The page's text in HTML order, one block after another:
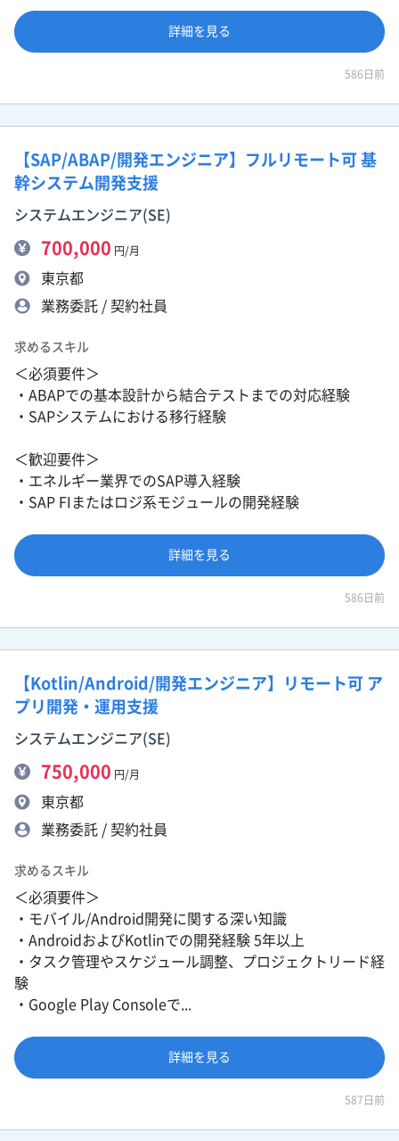
詳細を見る
586日前
【SAP/ABAP/開発エンジニア】フルリモート可 基
幹システム開発支援
システムエンジニア(SE)
700,000 円/月
東京都
業務委託 / 契約社員
求めるスキル
＜必須要件＞
・ABAPでの基本設計から結合テストまでの対応経験
・SAPシステムにおける移行経験
＜歓迎要件＞
・エネルギー業界でのSAP導入経験
・SAP FIまたはロジ系モジュールの開発経験
詳細を見る
586日前
【Kotlin/Android/開発エンジニア】リモート可 ア
プリ開発・運用支援
システムエンジニア(SE)
750,000 円/月
東京都
業務委託 / 契約社員
求めるスキル
＜必須要件＞
・モバイル/Android開発に関する深い知識
・AndroidおよびKotlinでの開発経験 5年以上
・タスク管理やスケジュール調整、プロジェクトリード経
験
・Google Play Consoleで...
詳細を見る
587日前